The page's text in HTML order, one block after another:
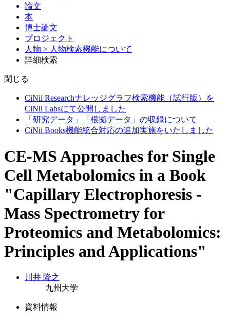
論文
本
博士論文
プロジェクト
人物 > 人物検索機能について
詳細検索
閉じる
CiNii Researchナレッジグラフ検索機能（試行版）を
CiNii Labsにて公開しました
「研究データ」「根拠データ」の収録について
CiNii Books機能統合対応の追加実施をいたしました
CE-MS Approaches for Single
Cell Metabolomics in a Book
"Capillary Electrophoresis -
Mass Spectrometry for
Proteomics and Metabolomics:
Principles and Applications"
川井 隆之
九州大学
資料情報